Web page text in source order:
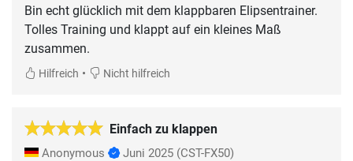
Bin echt glücklich mit dem klappbaren Elipsentrainer.
Tolles Training und klappt auf ein kleines Maß
zusammen.
Hilfreich • Nicht hilfreich
Einfach zu klappen
Anonymous Juni 2025 (CST-FX50)